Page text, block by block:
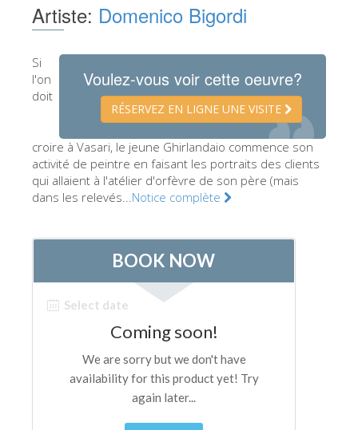
Les Artistes
Les autres Musées
Le Musée national du Bargello
La Galerie Palatine
Les Chapelles Médicis
Le Jardin de Boboli
La tour d'Arnolfo
Le Corridor de Vasari
Le Palazzo Vecchio
Artiste: Domenico Bigordi
Voulez-vous voir cette oeuvre?
RÉSERVEZ EN LIGNE UNE VISITE
Si
l'on
doit
croire à Vasari, le jeune Ghirlandaio commence son
activité de peintre en faisant les portraits des clients
qui allaient à l'atélier d'orfèvre de son père (mais
dans les relevés...Notice complète